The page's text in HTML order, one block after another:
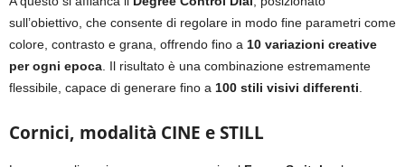
sull’obiettivo, che consente di regolare in modo fine parametri come
colore, contrasto e grana, offrendo fino a 10 variazioni creative
per ogni epoca . Il risultato è una combinazione estremamente
flessibile, capace di generare fino a 100 stili visivi differenti
Cornici, modalità CINE e STILL